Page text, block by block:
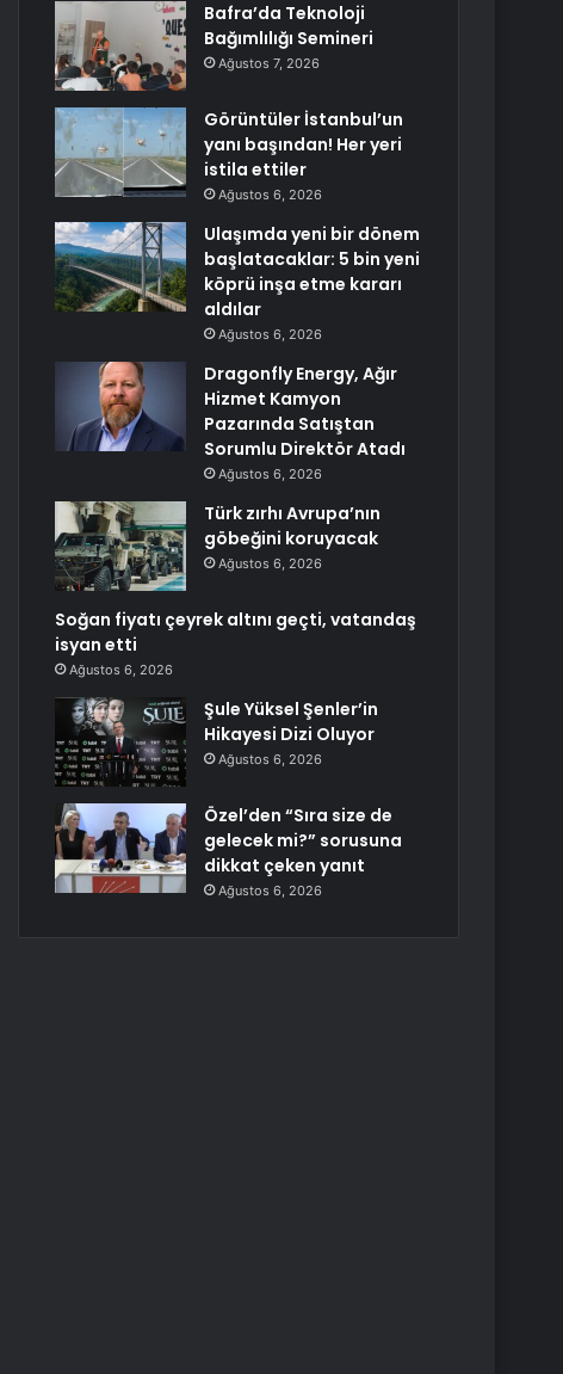
Bafra’da Teknoloji
Bağımlılığı Semineri
Ağustos 7, 2026
Görüntüler İstanbul’un
yanı başından! Her yeri
istila ettiler
Ağustos 6, 2026
Ulaşımda yeni bir dönem
başlatacaklar: 5 bin yeni
köprü inşa etme kararı
aldılar
Ağustos 6, 2026
Dragonfly Energy, Ağır
Hizmet Kamyon
Pazarında Satıştan
Sorumlu Direktör Atadı
Ağustos 6, 2026
Türk zırhı Avrupa’nın
göbeğini koruyacak
Ağustos 6, 2026
Soğan fiyatı çeyrek altını geçti, vatandaş
isyan etti
Ağustos 6, 2026
Şule Yüksel Şenler’in
Hikayesi Dizi Oluyor
Ağustos 6, 2026
Özel’den “Sıra size de
gelecek mi?” sorusuna
dikkat çeken yanıt
Ağustos 6, 2026